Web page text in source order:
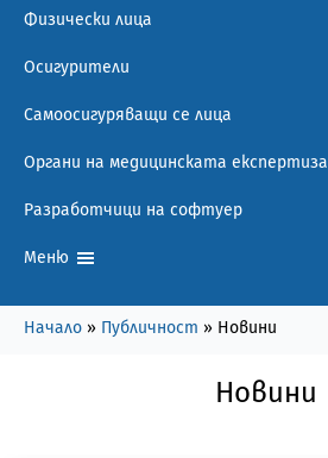
Физически лица
Осигурители
Самоосигуряващи се лица
Органи на медицинската експертиза
Разработчици на софтуер
Меню
Начало » Публичност » Новини
Новини